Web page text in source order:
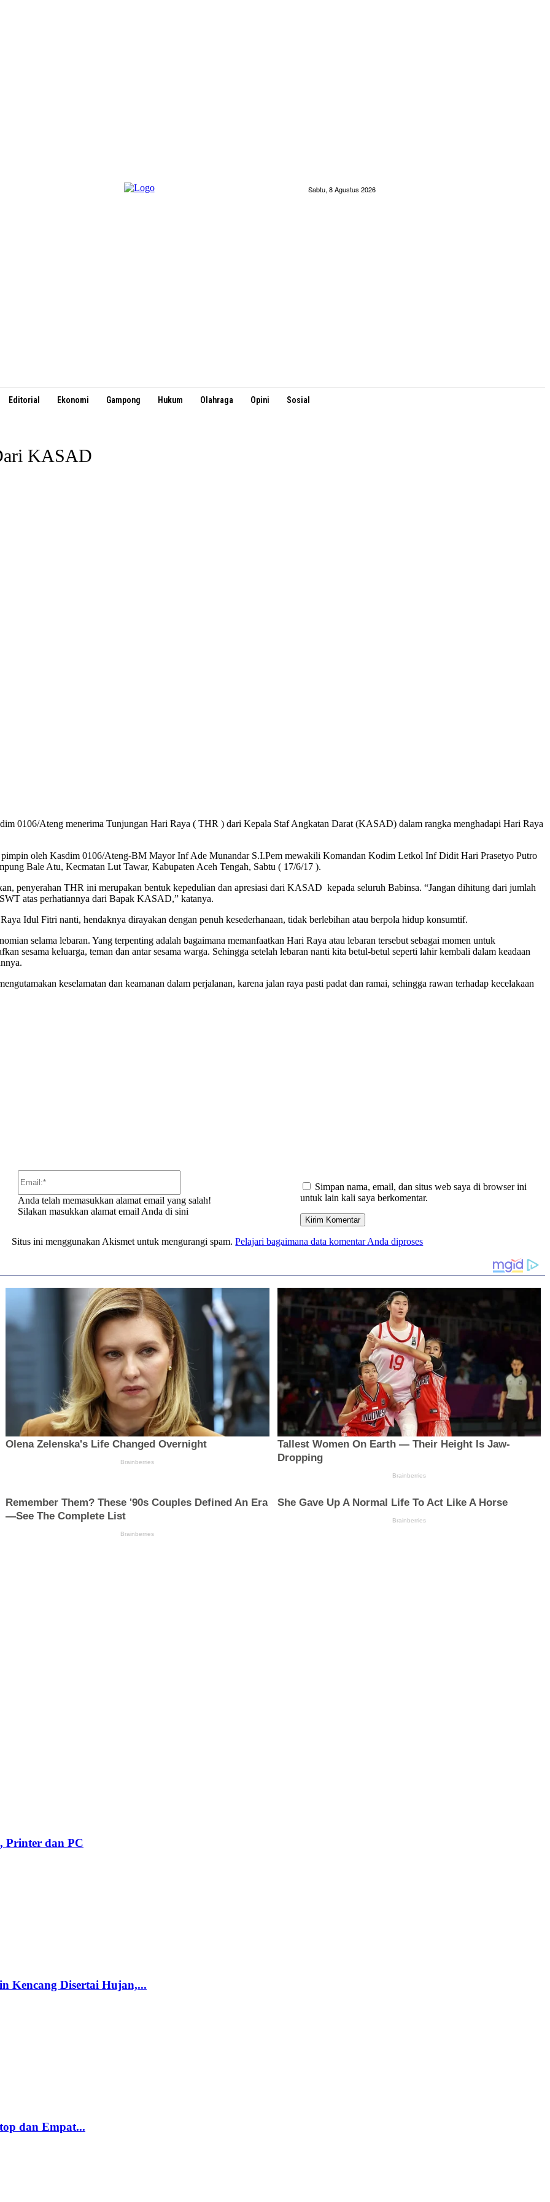
Sabtu, 8 Agustus 2026
Editorial Ekonomi Gampong Hukum Olahraga Opini Sosial
KASAD
0106/Ateng menerima Tunjungan Hari Raya ( THR ) dari Kepala Staf Angkatan Darat (KASAD) dalam rangka menghadapi Hari Raya
pimpin oleh Kasdim 0106/Ateng-BM Mayor Inf Ade Munandar S.I.Pem mewakili Komandan Kodim Letkol Inf Didit Hari Prasetyo Putro
Bale Atu, Kecmatan Lut Tawar, Kabupaten Aceh Tengah, Sabtu ( 17/6/17 ).
penyerahan THR ini merupakan bentuk kepedulian dan apresiasi dari KASAD kepada seluruh Babinsa. “Jangan dihitung dari jumlah
atas perhatiannya dari Bapak KASAD,” katanya.
Idul Fitri nanti, hendaknya dirayakan dengan penuh kesederhanaan, tidak berlebihan atau berpola hidup konsumtif.
selama lebaran. Yang terpenting adalah bagaimana memanfaatkan Hari Raya atau lebaran tersebut sebagai momen untuk
sesama keluarga, teman dan antar sesama warga. Sehingga setelah lebaran nanti kita betul-betul seperti lahir kembali dalam keadaan
keselamatan dan keamanan dalam perjalanan, karena jalan raya pasti padat dan ramai, sehingga rawan terhadap kecelakaan
Anda telah memasukkan alamat email yang salah!
Silakan masukkan alamat email Anda di sini
Simpan nama, email, dan situs web saya di browser ini
untuk lain kali saya berkomentar.
Situs ini menggunakan Akismet untuk mengurangi spam.Pelajari bagaimana data komentar Anda diproses
Printer dan PC
Kencang Disertai Hujan,...
dan Empat...